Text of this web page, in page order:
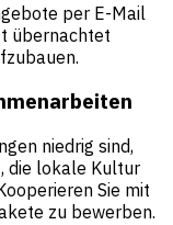
per E-Mail
übernachtet
niedrig sind,
die lokale Kultur
Sie mit
zu bewerben.